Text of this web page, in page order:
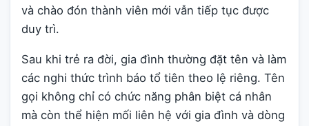
và chào đón thành viên mới vẫn tiếp tục được
duy trì.
Sau khi trẻ ra đời, gia đình thường đặt tên và làm
các nghi thức trình báo tổ tiên theo lệ riêng. Tên
gọi không chỉ có chức năng phân biệt cá nhân
mà còn thể hiện mối liên hệ với gia đình và dòng